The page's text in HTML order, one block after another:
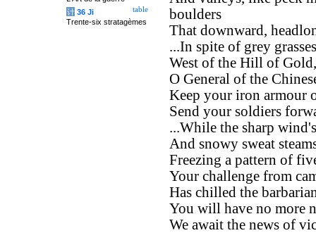
boulders
That downward,
...In spite of grey
West of the Hill of
O General of the
Keep your iron armour
Send your soldiers
...While the sharp
And snowy sweat
Freezing a pattern of
Your challenge from
Has chilled the
You will have no more
We await the news of
table
计 36 Ji
Trente-six stratagèmes